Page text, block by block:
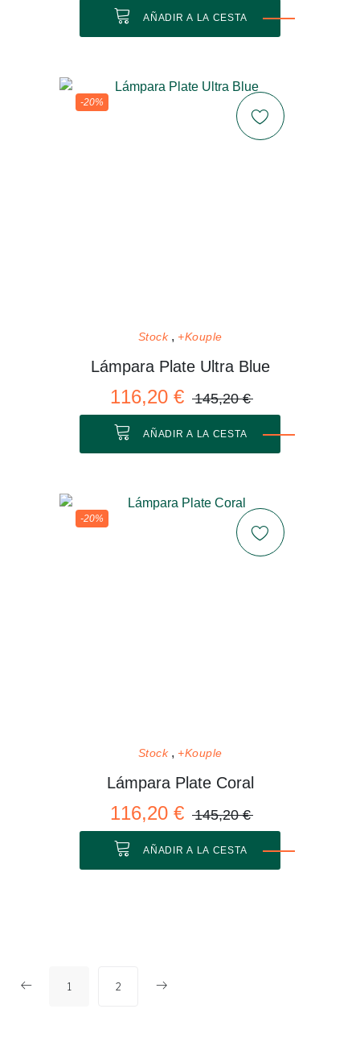
AÑADIR A LA CESTA
-20%
Stock +Kouple
Lámpara Plate Ultra Blue
116,20 € 145,20 €
AÑADIR A LA CESTA
-20%
Stock +Kouple
Lámpara Plate Coral
116,20 € 145,20 €
AÑADIR A LA CESTA
1 2